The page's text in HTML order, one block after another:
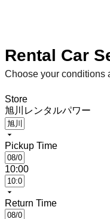
Rental Car
Choose your conditions
Store
旭川レンタルパワー
Pickup Time
10:00
Return Time